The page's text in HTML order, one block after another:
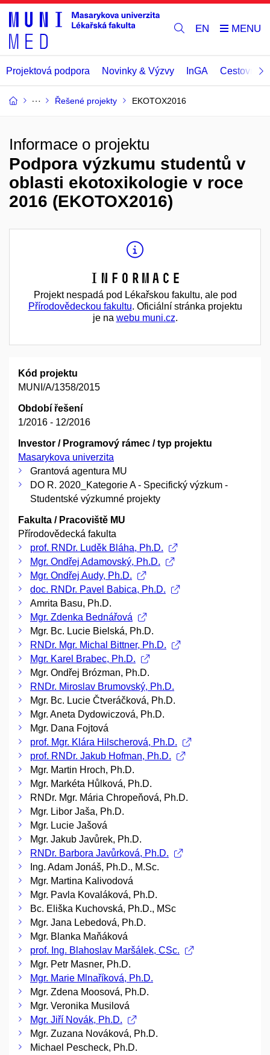
EN
Projektová podpora Novinky & Výzvy InGA Cestovní
Řešené projekty EKOTOX2016
Informace o projektu
Podpora výzkumu studentů v
oblasti ekotoxikologie v roce
2016 (EKOTOX2016)
Informace
Projekt nespadá pod Lékařskou fakultu, ale pod
Přírodovědeckou fakultu. Oficiální stránka projektu
je na webu muni.cz.
Kód projektu
MUNI/A/1358/2015
Období řešení
1/2016 - 12/2016
Investor / Programový rámec / typ projektu
Masarykova univerzita
Grantová agentura MU
DO R. 2020_Kategorie A - Specifický výzkum -
Studentské výzkumné projekty
Fakulta / Pracoviště MU
Přírodovědecká fakulta
prof. RNDr. Luděk Bláha, Ph.D.
Mgr. Ondřej Adamovský, Ph.D.
Mgr. Ondřej Audy, Ph.D.
doc. RNDr. Pavel Babica, Ph.D.
Amrita Basu, Ph.D.
Mgr. Zdenka Bednářová
Mgr. Bc. Lucie Bielská, Ph.D.
RNDr. Mgr. Michal Bittner, Ph.D.
Mgr. Karel Brabec, Ph.D.
Mgr. Ondřej Brózman, Ph.D.
RNDr. Miroslav Brumovský, Ph.D.
Mgr. Bc. Lucie Čtveráčková, Ph.D.
Mgr. Aneta Dydowiczová, Ph.D.
Mgr. Dana Fojtová
prof. Mgr. Klára Hilscherová, Ph.D.
prof. RNDr. Jakub Hofman, Ph.D.
Mgr. Martin Hroch, Ph.D.
Mgr. Markéta Hůlková, Ph.D.
RNDr. Mgr. Mária Chropeňová, Ph.D.
Mgr. Libor Jaša, Ph.D.
Mgr. Lucie Jašová
Mgr. Jakub Javůrek, Ph.D.
RNDr. Barbora Javůrková, Ph.D.
Ing. Adam Jonáš, Ph.D., M.Sc.
Mgr. Martina Kalivodová
Mgr. Pavla Kovaláková, Ph.D.
Bc. Eliška Kuchovská, Ph.D., MSc
Mgr. Jana Lebedová, Ph.D.
Mgr. Blanka Maňáková
prof. Ing. Blahoslav Maršálek, CSc.
Mgr. Petr Masner, Ph.D.
Mgr. Marie Mlnaříková, Ph.D.
Mgr. Zdena Moosová, Ph.D.
Mgr. Veronika Musilová
Mgr. Jiří Novák, Ph.D.
Mgr. Zuzana Nováková, Ph.D.
Michael Pescheck, Ph.D.